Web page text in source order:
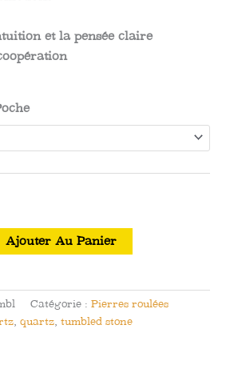
et la pensée claire
Ajouter Au Panier
Catégorie : Pierres roulées
quartz tumbled stone